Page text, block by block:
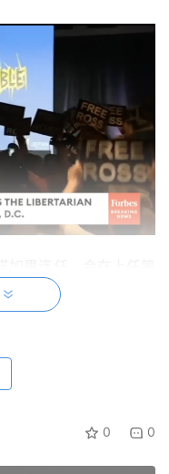
特币 2024 大会已经过
经实现了大半：解雇
赦免、美国政府战略性
我在竞选时的承诺，都
特币战略储备。」比特
0 0